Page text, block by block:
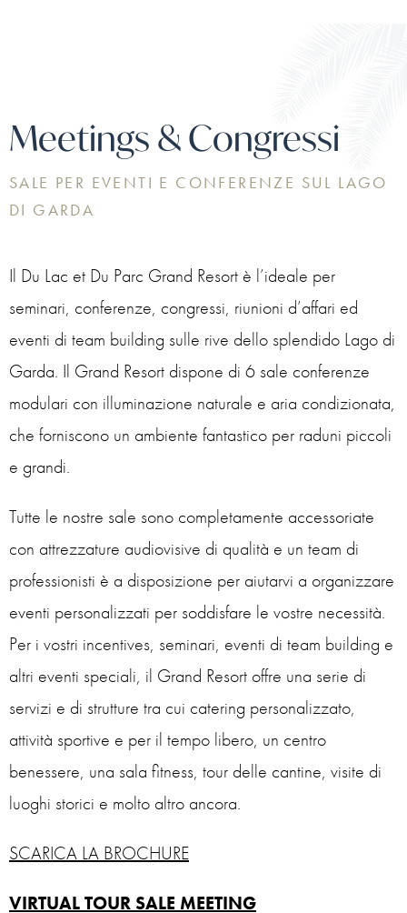
Meetings & Congressi
SALE PER EVENTI E CONFERENZE SUL LAGO
DI GARDA
Il Du Lac et Du Parc Grand Resort è l’ideale per
seminari, conferenze, congressi, riunioni d’affari ed
eventi di team building sulle rive dello splendido Lago di
Garda. Il Grand Resort dispone di 6 sale conferenze
modulari con illuminazione naturale e aria condizionata,
che forniscono un ambiente fantastico per raduni piccoli
e grandi.
Tutte le nostre sale sono completamente accessoriate
con attrezzature audiovisive di qualità e un team di
professionisti è a disposizione per aiutarvi a organizzare
eventi personalizzati per soddisfare le vostre necessità.
Per i vostri incentives, seminari, eventi di team building e
altri eventi speciali, il Grand Resort offre una serie di
servizi e di strutture tra cui catering personalizzato,
attività sportive e per il tempo libero, un centro
benessere, una sala fitness, tour delle cantine, visite di
luoghi storici e molto altro ancora.
SCARICA LA BROCHURE
VIRTUAL TOUR SALE MEETING